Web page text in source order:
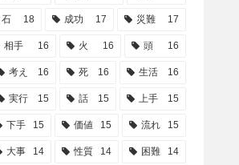
石 18 成功 17 災難 17
相手 16 火 16 頭 16
考え 16 死 16 生活 16
実行 15 話 15 上手 15
下手 15 価値 15 流れ 15
大事 14 性質 14 困難 14